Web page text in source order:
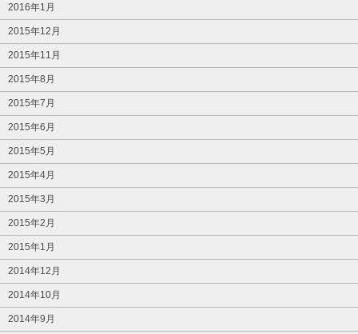
2016年1月
2015年12月
2015年11月
2015年8月
2015年7月
2015年6月
2015年5月
2015年4月
2015年3月
2015年2月
2015年1月
2014年12月
2014年10月
2014年9月